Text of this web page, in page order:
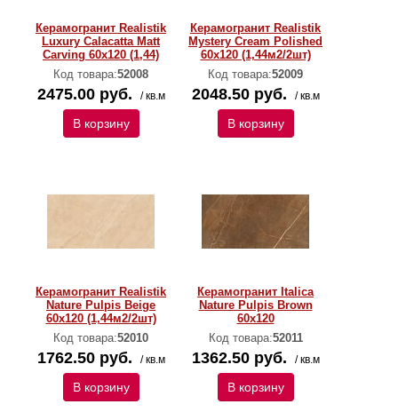
Керамогранит Realistik
Luxury Calacatta Matt
Carving 60x120 (1,44)
Код товара:52008
2475.00 руб. / кв.м
В корзину
Керамогранит Realistik
Mystery Cream Polished
60х120 (1,44м2/2шт)
Код товара:52009
2048.50 руб. / кв.м
В корзину
Керамогранит Realistik
Nature Pulpis Beige
60x120 (1,44м2/2шт)
Код товара:52010
1762.50 руб. / кв.м
В корзину
Керамогранит Italica
Nature Pulpis Brown
60x120
Код товара:52011
1362.50 руб. / кв.м
В корзину